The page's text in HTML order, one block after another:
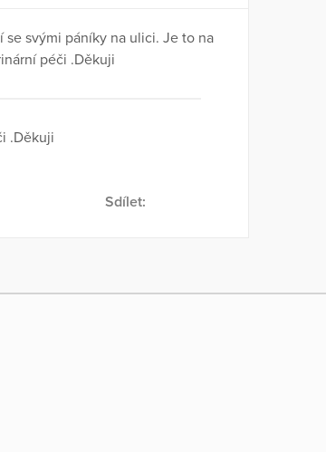
svými páníky na ulici. Je to na
péči .Děkuji
.Děkuji
Sdílet: